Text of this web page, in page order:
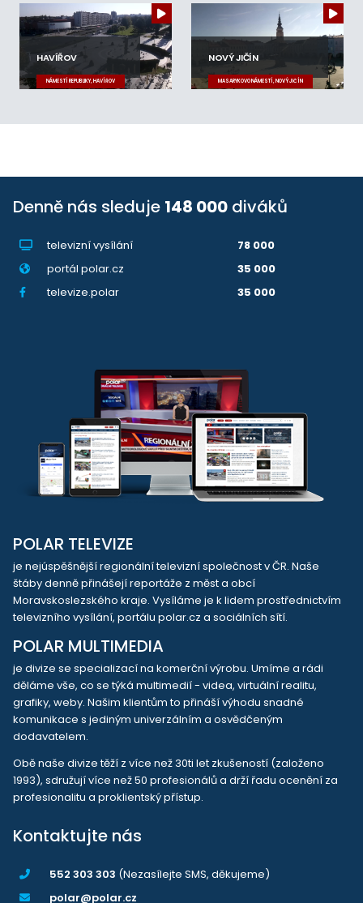
HAVÍŘOV
NÁMĚSTÍ REPUBLIKY, HAVÍŘOV
NOVÝ JIČÍN
MASARYKOVO NÁMĚSTÍ, NOVÝ JIČÍN
Denně nás sleduje 148 000 diváků
televizní vysílání
78 000
portál polar.cz
35 000
televize.polar
35 000
POLAR TELEVIZE
je nejúspěšnější regionální televizní společnost v ČR. Naše
štáby denně přinášejí reportáže z měst a obcí
Moravskoslezského kraje. Vysíláme je k lidem prostřednictvím
televizního vysílání, portálu polar.cz a sociálních sítí.
POLAR MULTIMEDIA
je divize se specializací na komerční výrobu. Umíme a rádi
děláme vše, co se týká multimedií - videa, virtuální realitu,
grafiky, weby. Našim klientům to přináší výhodu snadné
komunikace s jediným univerzálním a osvědčeným
dodavatelem.
Obě naše divize těží z více než 30ti let zkušeností (založeno
1993), sdružují více než 50 profesionálů a drží řadu ocenění za
profesionalitu a proklientský přístup.
Kontaktujte nás
552 303 303 (Nezasílejte SMS, děkujeme)
polar@polar.cz